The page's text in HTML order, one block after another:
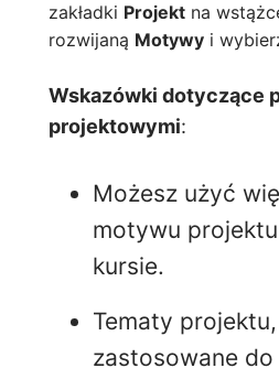
zakładki Projekt na
rozwijaną Motywy i
Wskazówki dotyczące
projektowymi:
Możesz użyć
motywu
kursie.
Tematy
zastosowane do